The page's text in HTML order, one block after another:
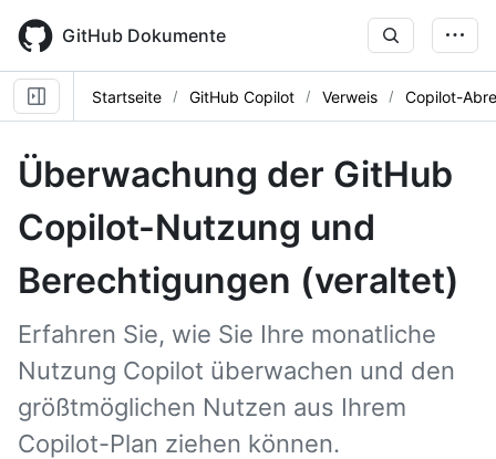
main
content
GitHub Dokumente
Startseite GitHub Copilot Verweis Copilot-
Überwachung der GitHub
Copilot-Nutzung und
Berechtigungen (veraltet)
Erfahren Sie, wie Sie Ihre monatliche
Nutzung Copilot überwachen und den
größtmöglichen Nutzen aus Ihrem
Copilot-Plan ziehen können.